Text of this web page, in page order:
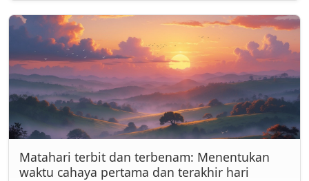
Matahari terbit dan terbenam: Menentukan
waktu cahaya pertama dan terakhir hari